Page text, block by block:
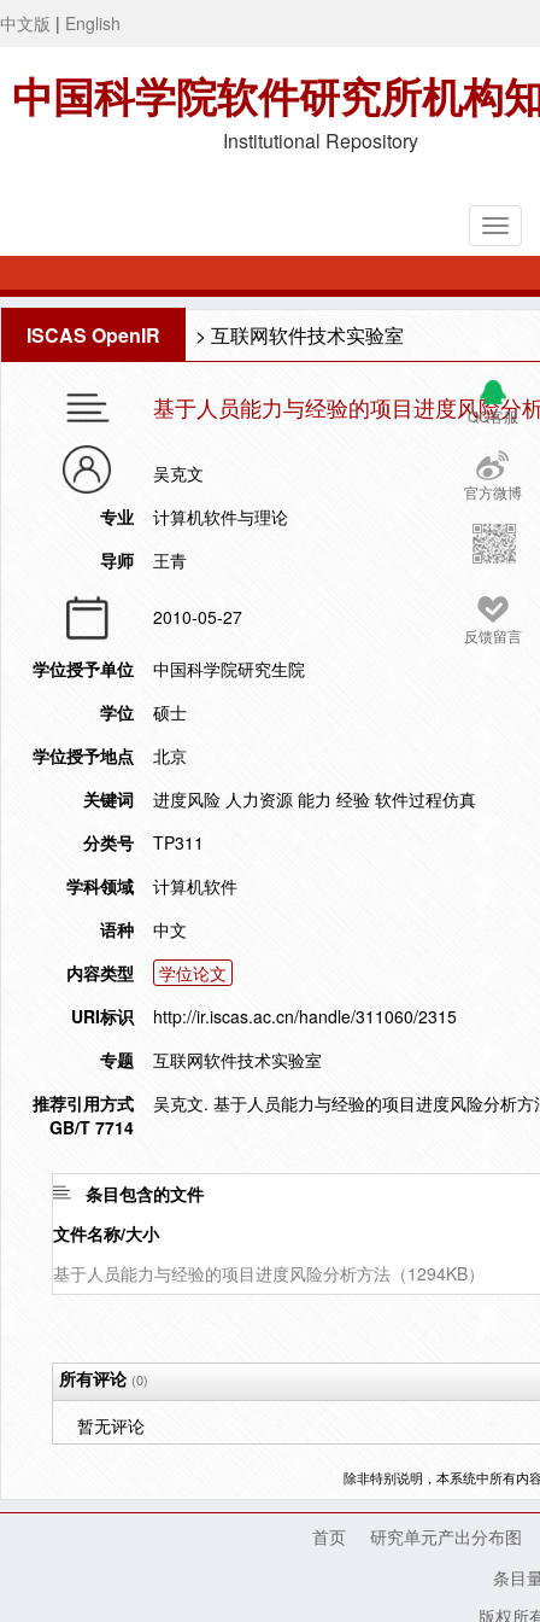
中文版 | English
中国科学院软件研究所机构
Institutional Repository
ISCAS OpenIR > 互联网软件技术实验室
QQ客服
官方微博
反馈留言
基于人员能力与经验的项目进度风险分
吴克文
专业
计算机软件与理论
导师
王青
2010-05-27
学位授予单位
中国科学院研究生院
学位
硕士
学位授予地点
北京
关键词
进度风险 人力资源 能力 经验 软件过程仿真
分类号
TP311
学科领域
计算机软件
语种
中文
内容类型
学位论文
URI标识
http://ir.iscas.ac.cn/handle/311060/2315
专题
互联网软件技术实验室
推荐引用方式
GB/T 7714
吴克文. 基于人员能力与经验的项目进度风险分析
条目包含的文件
文件名称/大小
基于人员能力与经验的项目进度风险分析方法（1294KB）
所有评论(0)
暂无评论
除非特别说明，本系统中所有内
首页
研究单元产出分布图
条目
版权所